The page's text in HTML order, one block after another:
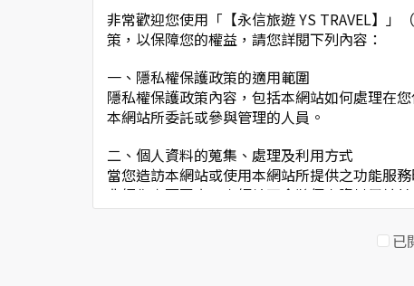
非常歡迎您使用「【永信旅遊 YS TRAVEL】
策，以保障您的權益，請您詳閱下列內容：
一、隱私權保護政策的適用範圍
隱私權保護政策內容，包括本網站如何處理在
本網站所委託或參與管理的人員。
二、個人資料的蒐集、處理及利用方式
當您造訪本網站或使用本網站所提供之功能服
非經您書面同意，本網站不會將個人資料用於其
本網站在您使用服務信箱、問卷調查等互動性
於一般瀏覽時，伺服器會自行記錄相關行徑，
考依據，此記錄為內部應用，決不對外公佈。
為提供精確的服務，我們會將收集的問卷調查
已